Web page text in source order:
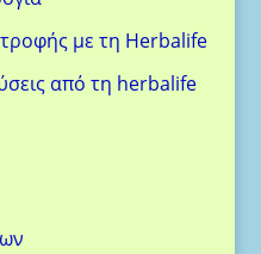
με τη Herbalife
από τη herbalife